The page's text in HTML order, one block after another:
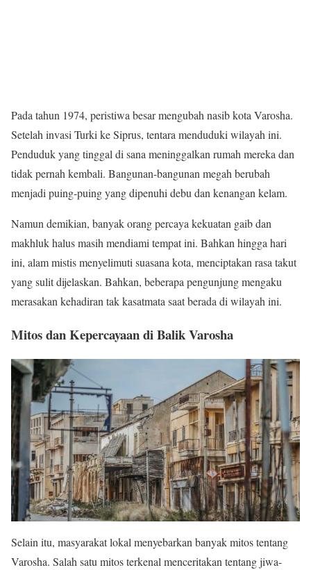
Pada tahun 1974, peristiwa besar mengubah nasib kota Varosha.
Setelah invasi Turki ke Siprus, tentara menduduki wilayah ini.
Penduduk yang tinggal di sana meninggalkan rumah mereka dan
tidak pernah kembali. Bangunan-bangunan megah berubah
menjadi puing-puing yang dipenuhi debu dan kenangan kelam.
Namun demikian, banyak orang percaya kekuatan gaib dan
makhluk halus masih mendiami tempat ini. Bahkan hingga hari
ini, alam mistis menyelimuti suasana kota, menciptakan rasa takut
yang sulit dijelaskan. Bahkan, beberapa pengunjung mengaku
merasakan kehadiran tak kasatmata saat berada di wilayah ini.
Mitos dan Kepercayaan di Balik Varosha
Selain itu, masyarakat lokal menyebarkan banyak mitos tentang
Varosha. Salah satu mitos terkenal menceritakan tentang jiwa-